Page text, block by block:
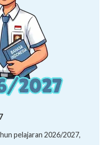
pelajaran 2026/2027,